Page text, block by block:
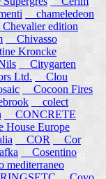
chameledeon
edition
Chivasso
Kroncke
Citygarten
Ltd.
Clou
Cocoon Fires
colect
CONCRETE
House Europe
COR
Cor
Cosentino
mediterraneo